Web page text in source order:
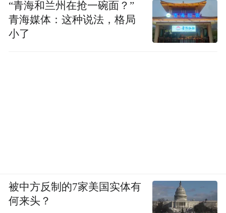
“青海和兰州在抢一碗面？”
青海媒体：这种说法，格局
小了
被中方反制的7家美国实体有
何来头？